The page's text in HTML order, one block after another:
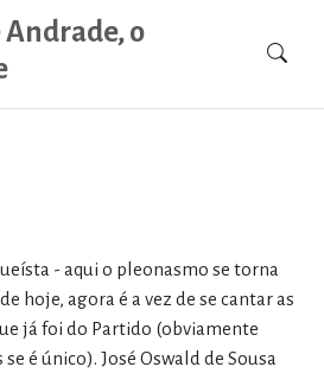
Andrade, o
- aqui o pleonasmo se torna
hoje, agora é a vez de se cantar as
já foi do Partido (obviamente
é único). José Oswald de Sousa